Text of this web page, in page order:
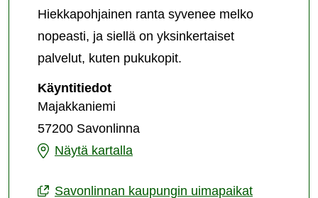
Hiekkapohjainen ranta syvenee melko
nopeasti, ja siellä on yksinkertaiset
palvelut, kuten pukukopit.
KäyntitiedotMajakkaniemen
uimaranta
Majakkaniemi
57200 Savonlinna
Näytä kartalla
Majakkaniemen
Savonlinnan kaupungin uimapaikat